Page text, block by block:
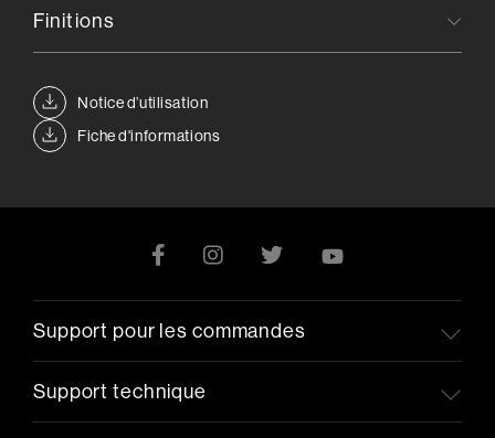
Notice d’utilisation
Fiche d'informations
Finitions
Support pour les commandes
Support technique